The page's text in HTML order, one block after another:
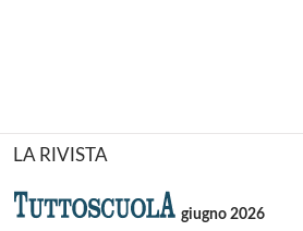
LA RIVISTA
giugno 2026